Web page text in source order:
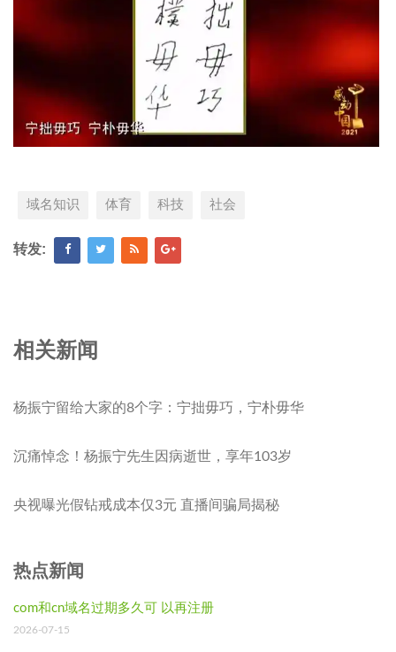
域名知识 体育 科技 社会
转发:
相关新闻
杨振宁留给大家的8个字：宁拙毋巧，宁朴毋华
沉痛悼念！杨振宁先生因病逝世，享年103岁
央视曝光假钻戒成本仅3元 直播间骗局揭秘
热点新闻
com和cn域名过期多久可 以再注册
2026-07-15